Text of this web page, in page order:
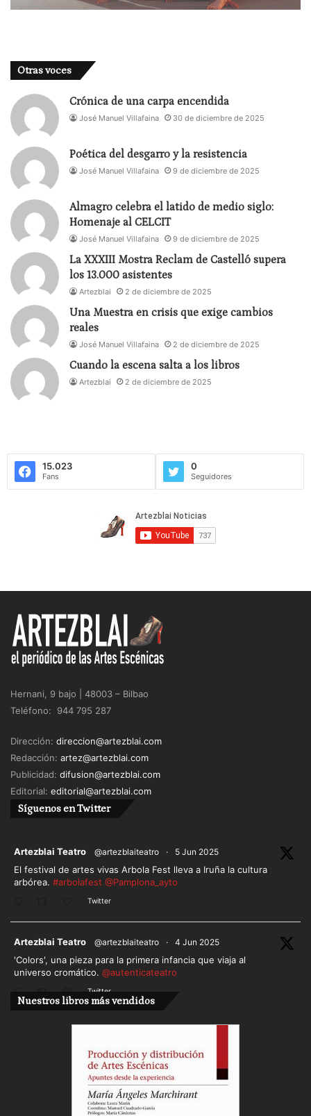
Otras voces
Crónica de una carpa encendida
José Manuel Villafaina 30 de diciembre de 2025
Poética del desgarro y la resistencia
José Manuel Villafaina 9 de diciembre de 2025
Almagro celebra el latido de medio siglo:
Homenaje al CELCIT
José Manuel Villafaina 9 de diciembre de 2025
La XXXIII Mostra Reclam de Castelló supera
los 13.000 asistentes
Artezblai 2 de diciembre de 2025
Una Muestra en crisis que exige cambios
reales
José Manuel Villafaina 2 de diciembre de 2025
Cuando la escena salta a los libros
Artezblai 2 de diciembre de 2025
15.023
Fans
0
Seguidores
Hernani, 9 bajo | 48003 – Bilbao
Teléfono: 944 795 287
Dirección: direccion@artezblai.com
Redacción: artez@artezblai.com
Publicidad: difusion@artezblai.com
Editorial: editorial@artezblai.com
Síguenos en Twitter
Artezblai Teatro @artezblaiteatro · 5 Jun 2025
El festival de artes vivas Arbola Fest lleva a Iruña la cultura
arbórea. #arbolafest @Pamplona_ayto
Twitter
Artezblai Teatro @artezblaiteatro · 4 Jun 2025
'Colors', una pieza para la primera infancia que viaja al
universo cromático. @autenticateatro
Twitter
Cargar más
Nuestros libros más vendidos